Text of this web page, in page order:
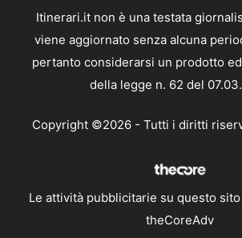
Itinerari.it non è una testata
viene aggiornato senza alcuna
pertanto considerarsi un prodotto
della legge n. 62 del
Copyright ©2026 - Tutti i diritti
Le attività pubblicitarie su questo
theCoreAdv